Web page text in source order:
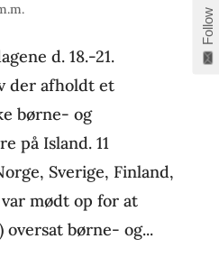
d. 18.-21.
der afholdt et
børne- og
på Island. 11
Sverige, Finland,
mødt op for at
børne- og...
Follow